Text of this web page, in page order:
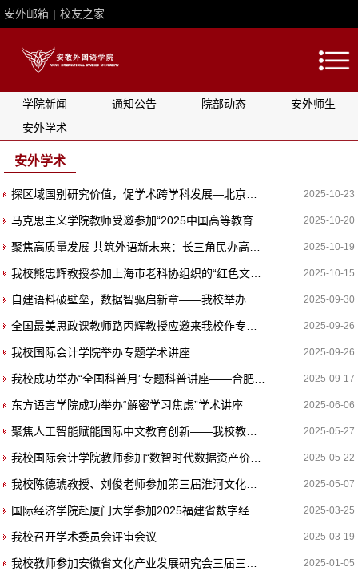
安外邮箱 | 校友之家
学院新闻 通知公告 院部动态
安外师生
安外学术
安外学术
2025-10-23
2025-10-20
2025-10-19
2025-10-15
2025-09-30
2025-09-26
我校国际会计学院举办专题学术讲座 2025-09-26
2025-09-17
东方语言学院成功举办“解密学习焦虑”学术讲座 2025-06-06
2025-05-27
2025-05-22
2025-05-07
2025-03-25
我校召开学术委员会评审会议 2025-03-19
2025-01-05